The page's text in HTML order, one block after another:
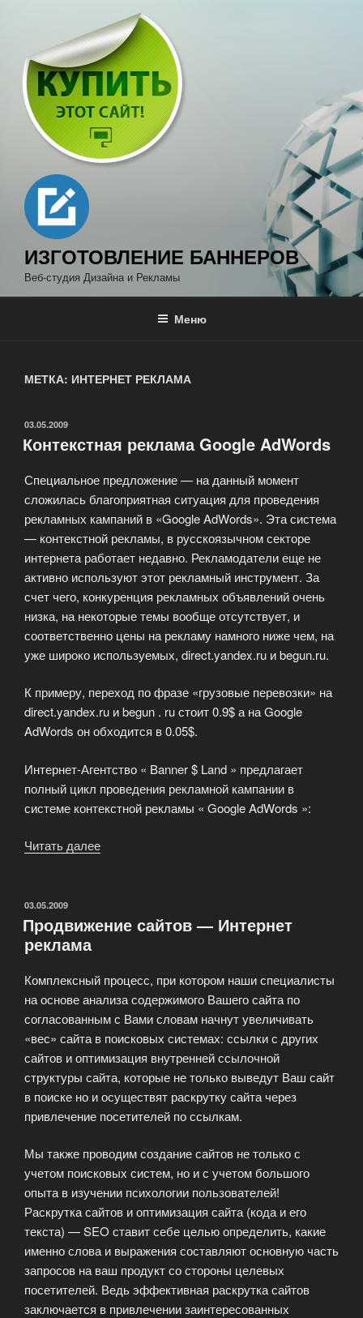
содержимому
ИЗГОТОВЛЕНИЕ БАННЕРОВ
Веб-студия Дизайна и Рекламы
Меню
МЕТКА: ИНТЕРНЕТ РЕКЛАМА
ОПУБЛИКОВАНО
03.05.2009
Контекстная реклама Google AdWords
Специальное предложение — на данный момент
сложилась благоприятная ситуация для проведения
рекламных кампаний в «Google AdWords». Эта система
— контекстной рекламы, в русскоязычном секторе
интернета работает недавно. Рекламодатели еще не
активно используют этот рекламный инструмент. За
счет чего, конкуренция рекламных объявлений очень
низка, на некоторые темы вообще отсутствует, и
соответственно цены на рекламу намного ниже чем, на
уже широко используемых, direct.yandex.ru и begun.ru.
К примеру, переход по фразе «грузовые перевозки» на
direct.yandex.ru и begun . ru стоит 0.9$ а на Google
AdWords он обходится в 0.05$.
Интернет-Агентство « Banner $ Land » предлагает
полный цикл проведения рекламной кампании в
системе контекстной рекламы « Google AdWords »:
Читать далее
ОПУБЛИКОВАНО
03.05.2009
Продвижение сайтов — Интернет
реклама
Комплексный процесс, при котором наши специалисты
на основе анализа содержимого Вашего сайта по
согласованным с Вами словам начнут увеличивать
«вес» сайта в поисковых системах: ссылки с других
сайтов и оптимизация внутренней ссылочной
структуры сайта, которые не только выведут Ваш сайт
в поиске но и осуществят раскрутку сайта через
привлечение посетителей по ссылкам.
Мы также проводим создание сайтов не только с
учетом поисковых систем, но и с учетом большого
опыта в изучении психологии пользователей!
Раскрутка сайтов и оптимизация сайта (кода и его
текста) — SEO ставит себе целью определить, какие
именно слова и выражения составляют основную часть
запросов на ваш продукт со стороны целевых
посетителей. Ведь эффективная раскрутка сайтов
заключается в привлечении заинтересованных